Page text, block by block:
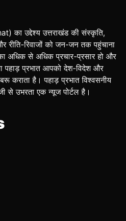
का उद्देश्य उत्तराखंड की संस्कृति,
रीति-रिवाजों को जन-जन तक पहुंचाना
अधिक से अधिक प्रचार-प्रसार हो और
पहाड़ प्रभात आपको देश-विदेश और
कराता है। पहाड़ प्रभात विश्वसनीय
से उभरता एक न्यूज पोर्टल है।